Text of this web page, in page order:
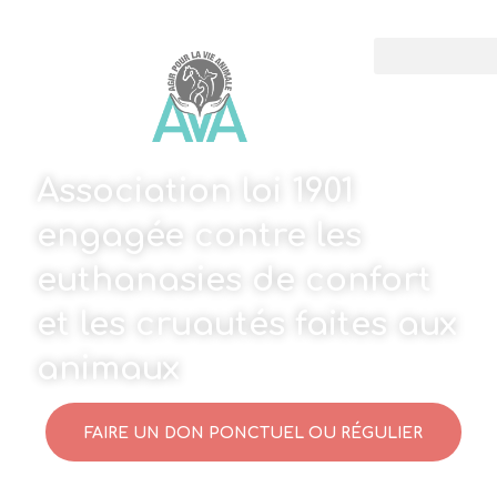
Association loi 1901
engagée contre les
euthanasies de confort
et les cruautés faites aux
animaux
FAIRE UN DON PONCTUEL OU RÉGULIER